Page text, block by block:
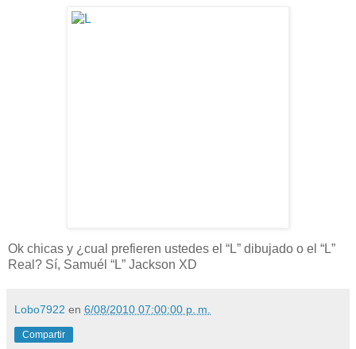
Ok chicas y ¿cual prefieren ustedes el “L” dibujado o el “L”
Real? Sí, Samuél “L” Jackson XD
Lobo7922 en 6/08/2010 07:00:00 p. m.
Compartir